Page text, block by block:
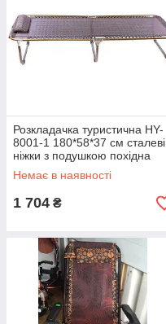
Розкладачка туристична HY-
8001-1 180*58*37 см сталеві
ніжки з подушкою похідна
розкладачка
Немає в наявності
1 704 ₴